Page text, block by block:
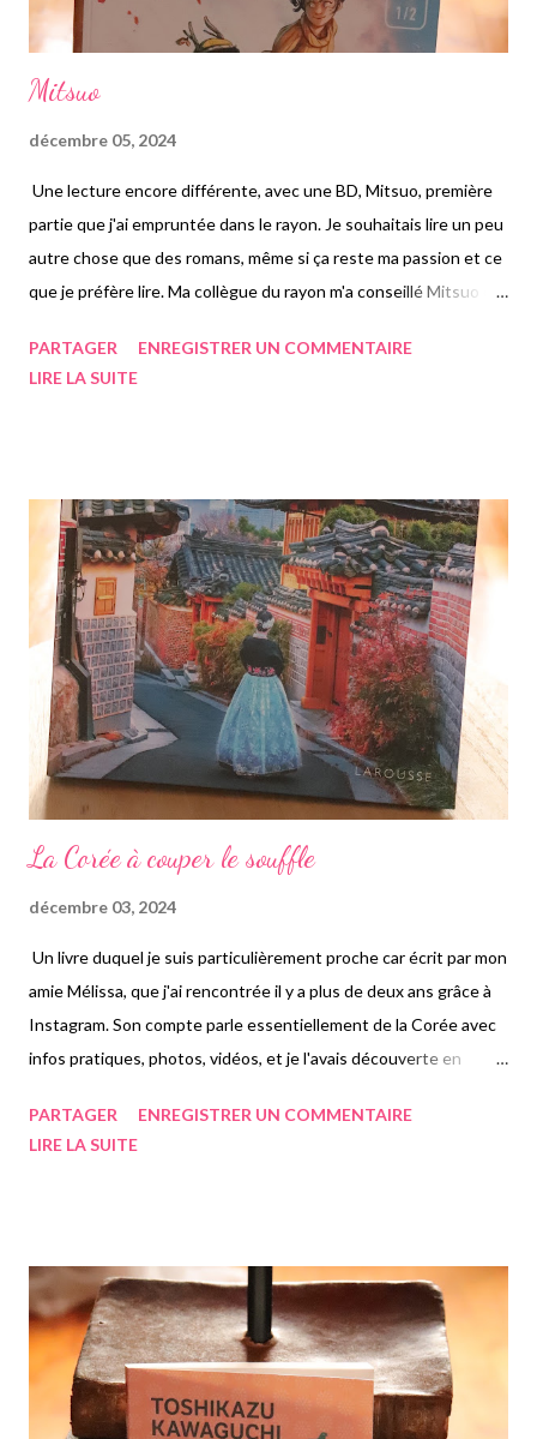
Mitsuo
décembre 05, 2024
Une lecture encore différente, avec une BD, Mitsuo, première
partie que j'ai empruntée dans le rayon. Je souhaitais lire un peu
autre chose que des romans, même si ça reste ma passion et ce
que je préfère lire. Ma collègue du rayon m'a conseillé Mitsuo qui
aimé le graphisme que l'histoire proprement dite, mais comme
entièrement dans sa bulle, ne faisant guère attention à son
environnement, et ne communiquant quasiment pas de façon
normale avec ses parents. Il est persuadé d'être un personnage
de son manga préféré, de devoir repartir sur une planète, son
vaisseau ayant été abimé. Le petit garçon demandant trop
d'attention de la part du corps enseigna...
PARTAGER
ENREGISTRER UN COMMENTAIRE
LIRE LA SUITE
La Corée à couper le souffle
décembre 03, 2024
Un livre duquel je suis particulièrement proche car écrit par mon
amie Mélissa, que j'ai rencontrée il y a plus de deux ans grâce à
Instagram. Son compte parle essentiellement de la Corée avec
infos pratiques, photos, vidéos, et je l'avais découverte en
nombreuses reprises et avons voyagé ensemble. Je savais
pour le lire entièrement. Mélissa nous partage dans ce très beau
livre que je conseille vivement à tous et à toutes qui ont un
intérêt pour le pays du matin calme, cent lieux situés en Corée
du sud à aller visiter. J'ai été bien surprise de voir à quel point il y
avait de nombreux lieux que je ne connaissais pas, croyant en
PARTAGER
ENREGISTRER UN COMMENTAIRE
LIRE LA SUITE